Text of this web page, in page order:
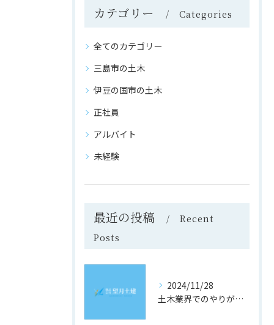
カテゴリー Categories
全てのカテゴリー
三島市の土木
伊豆の国市の土木
正社員
アルバイト
未経験
最近の投稿
Recent
Posts
2024/11/28
土木業界でのやりがいと成長の道